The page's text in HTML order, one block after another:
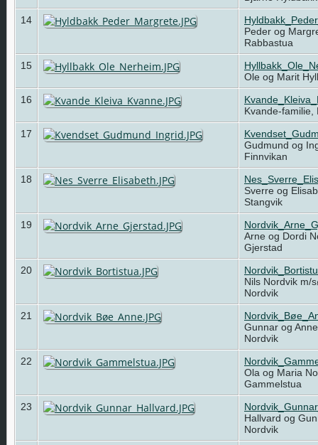
14
Peder og
Rabbastua
15
Ole og Marit
16
Kvande-
17
Gudmund og
Finnvikan
18
Sverre og
Stangvik
19
Arne og Dordi
Gjerstad
20
Nils Nordvik m/
Nordvik
21
Gunnar og
Nordvik
22
Ola og Maria
Gammelstua
23
Hallvard og
Nordvik